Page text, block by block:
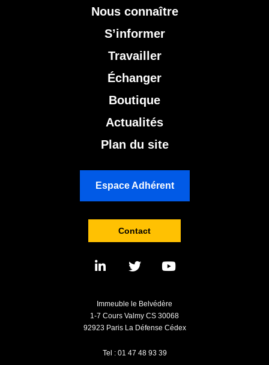
Nous connaître
S’informer
Travailler
Échanger
Boutique
Actualités
Plan du site
Espace Adhérent
Contact
Immeuble le Belvédère
1-7 Cours Valmy CS 30068
92923 Paris La Défense Cédex
Tel : 01 47 48 93 39